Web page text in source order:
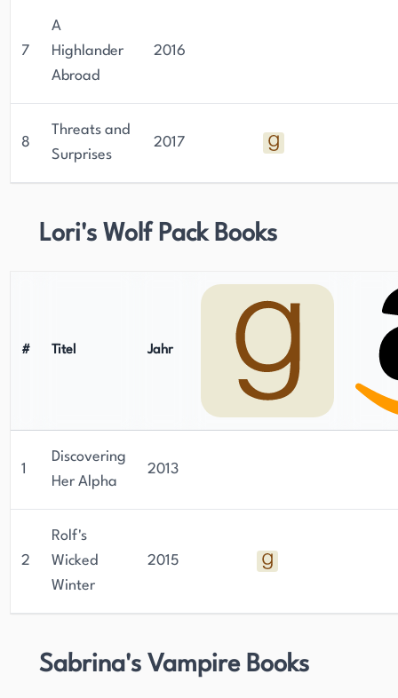
7
A
Highlander
Abroad
2016
8
Threats and
Surprises
2017
Lori's Wolf Pack Books
# Titel Jahr
1
Discovering
Her Alpha
2013
2
Rolf's
Wicked
Winter
2015
Sabrina's Vampire Books